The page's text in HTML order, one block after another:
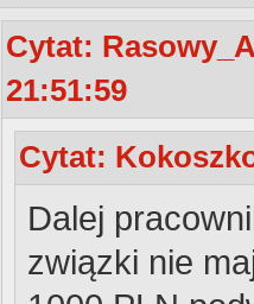
Cytat:
21:51:59
Cytat:
Dalej
związki nie